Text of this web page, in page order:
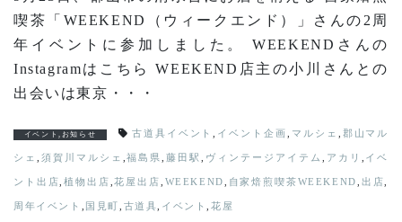
喫茶「WEEKEND（ウィークエンド）」さんの2周
年イベントに参加しました。 WEEKENDさんの
Instagramはこちら WEEKEND店主の小川さんとの
出会いは東京・・・
イベント, お知らせ 古道具イベント イベント企画 マルシェ 郡山マル
シェ 須賀川マルシェ ,福島県 藤田駅 ヴィンテージアイテム アカリ イベ
ント出店 植物出店 ,花屋出店 WEEKEND 自家焙煎喫茶WEEKEND 出店
周年イベント 国見町 古道具 イベント ,花屋